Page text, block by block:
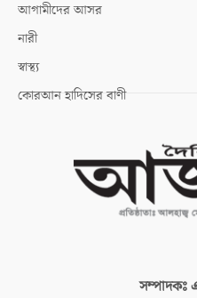
আগামীদের আসর
নারী
স্বাস্থ্য
কোরআন হাদিসের বাণী
সম্পাদকঃ